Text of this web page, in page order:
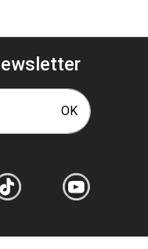
OK